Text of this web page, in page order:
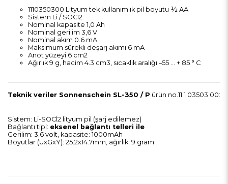
1110350300 Lityum tek kullanımlık pil boyutu ½ AA
Sistem Li / SOCI2
Nominal kapasite 1,0 Ah
Nominal gerilim 3,6 V.
Nominal akım 0.6 mA
Maksimum sürekli deşarj akımı 6 mA
Anot yüzeyi 6 cm2
Ağırlık 9 g, hacim 4.3 cm3, sıcaklık aralığı –55 ... + 85 ° C
Teknik veriler Sonnenschein SL-350 / P ürün no.11 1 03503 00:
Sistem: Li-SOCl2 lityum pil (şarj edilemez)
Bağlantı tipi: eksenel bağlantı telleri ile
Gerilim: 3.6 volt, kapasite: 1000mAh
Boyutlar (UxGxY): 25.2x14.7mm, ağırlık: 9 gram